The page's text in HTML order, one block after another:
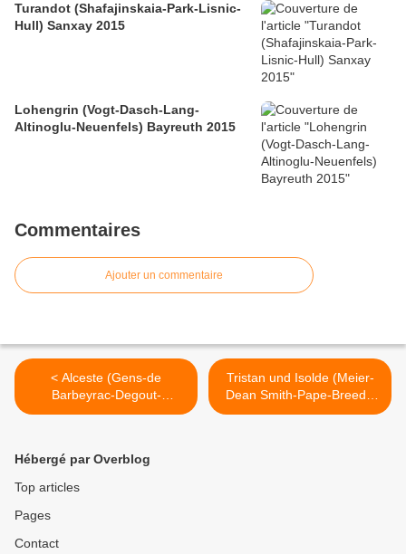
Turandot (Shafajinskaia-Park-Lisnic-
Hull) Sanxay 2015
Lohengrin (Vogt-Dasch-Lang-
Altinoglu-Neuenfels) Bayreuth 2015
Commentaires
Ajouter un commentaire
< Alceste (Gens-de
Barbeyrac-Degout-
Minkowski-Py) Garnier
Tristan und Isolde (Meier-
Dean Smith-Pape-Breedt-
Jordan-Konwitschny)
Hébergé par Overblog
Top articles
Pages
Contact